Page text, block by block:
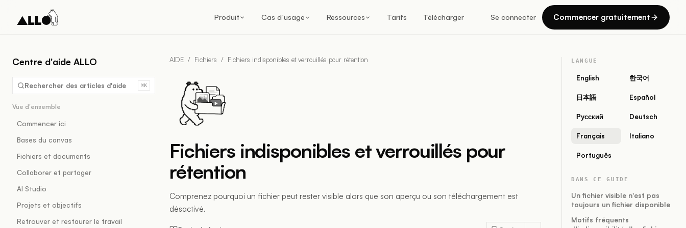
Produit Cas d’usage Ressources Tarifs Télécharger Se connecter Commencer gratuitement
Centre d'aide ALLO
Rechercher des articles d'aide ⌘K
Vue d'ensemble
Commencer ici
Bases du canvas
Fichiers et documents
Collaborer et partager
AI Studio
Projets et objectifs
Retrouver et restaurer le travail
AIDE / Fichiers / Fichiers indisponibles et verrouillés pour rétention
Fichiers indisponibles et verrouillés pour
rétention
Comprenez pourquoi un fichier peut rester visible alors que son aperçu ou son téléchargement est
désactivé.
LANGUE
English 한국어
日本語 Español
Русский Deutsch
Français Italiano
Português
DANS CE GUIDE
Un fichier visible n'est pas
toujours un fichier disponible
Motifs fréquents